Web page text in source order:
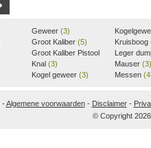
Geweer (3)
Groot Kaliber (5)
Groot Kaliber Pistool
(3)
Knal (3)
Kogel geweer (3)
Kruisboog
Leger
Mauser (3)
Messen
-Algemene voorwaarden- Disclaimer-
© Copyright